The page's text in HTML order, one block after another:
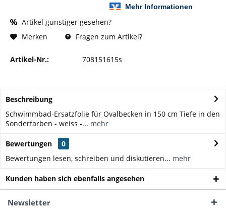
Artikel günstiger gesehen?
Merken
Fragen zum Artikel?
Artikel-Nr.: 708151615s
Beschreibung
Schwimmbad-Ersatzfolie für Ovalbecken in 150 cm Tiefe in den
Sonderfarben - weiss -... mehr
Bewertungen
0
Bewertungen lesen, schreiben und diskutieren... mehr
Kunden haben sich ebenfalls angesehen
Newsletter